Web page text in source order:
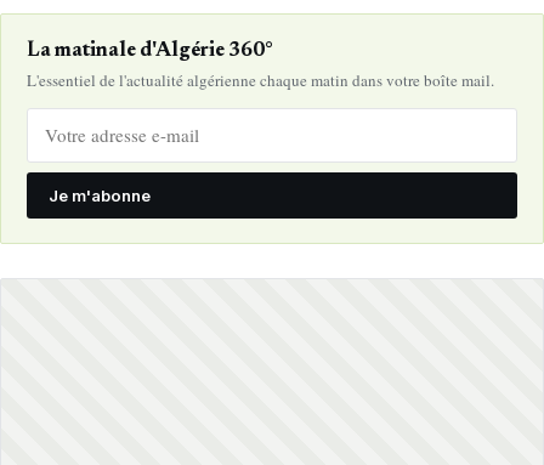
La matinale d'Algérie 360°
L'essentiel de l'actualité algérienne chaque matin dans votre boîte mail.
Je m'abonne